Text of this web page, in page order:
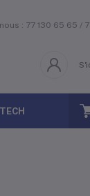
: 77 130 65 65 /